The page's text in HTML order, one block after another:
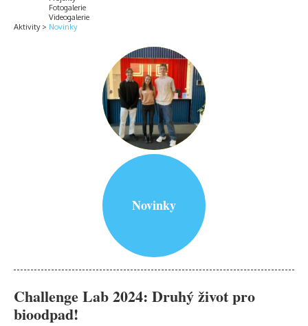
Aktivity
Fotogalerie
Videogalerie
Novinky
Novinky
Challenge Lab 2024: Druhý život pro
bioodpad!